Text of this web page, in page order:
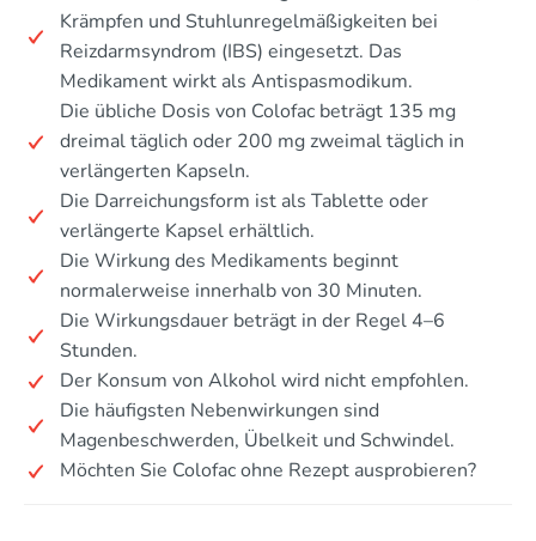
Krämpfen und Stuhlunregelmäßigkeiten bei
Reizdarmsyndrom (IBS) eingesetzt. Das
Medikament wirkt als Antispasmodikum.
Die übliche Dosis von Colofac beträgt 135 mg
dreimal täglich oder 200 mg zweimal täglich in
verlängerten Kapseln.
Die Darreichungsform ist als Tablette oder
verlängerte Kapsel erhältlich.
Die Wirkung des Medikaments beginnt
normalerweise innerhalb von 30 Minuten.
Die Wirkungsdauer beträgt in der Regel 4–6
Stunden.
Der Konsum von Alkohol wird nicht empfohlen.
Die häufigsten Nebenwirkungen sind
Magenbeschwerden, Übelkeit und Schwindel.
Möchten Sie Colofac ohne Rezept ausprobieren?